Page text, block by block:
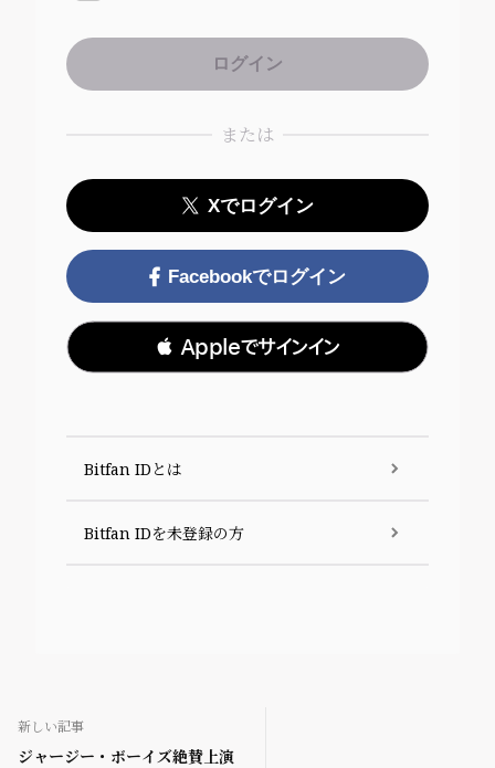
または
Xでログイン
Facebookでログイン
 Appleでサインイン
Bitfan IDとは
Bitfan IDを未登録の方
新しい記事
ジャージー・ボーイズ絶賛上演